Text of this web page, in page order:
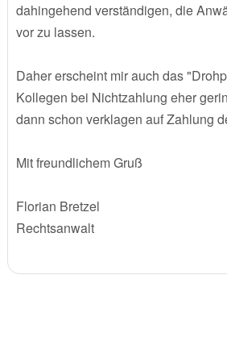
dahingehend verständigen, die
vor zu lassen.
Daher erscheint mir auch das
Kollegen bei Nichtzahlung eher
dann schon verklagen auf Zahlung
Mit freundlichem Gruß
Florian Bretzel
Rechtsanwalt